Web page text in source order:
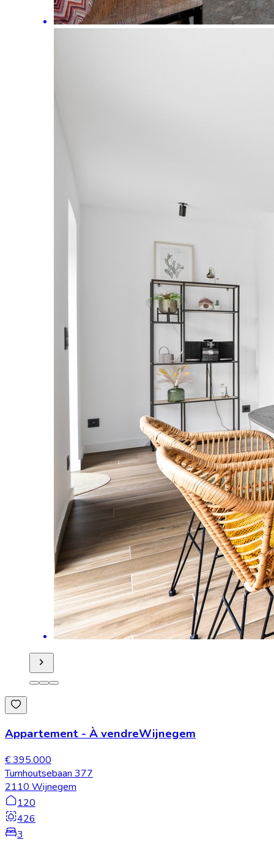
Appartement - À vendreWijnegem
€ 395.000
Turnhoutsebaan 377
2110 Wijnegem
120
426
3